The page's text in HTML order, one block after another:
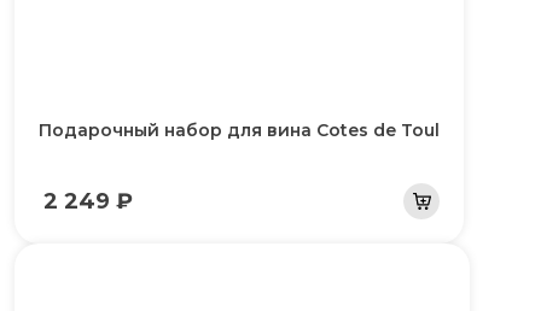
Подарочный набор для вина Cotes de Toul
2 249 ₽